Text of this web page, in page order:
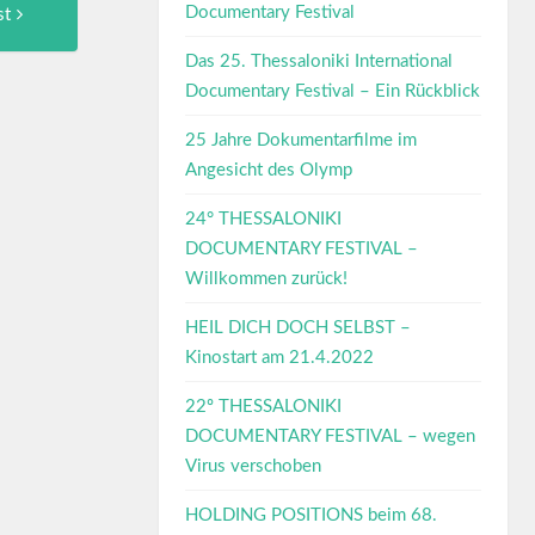
Documentary Festival
Das 25. Thessaloniki International
Documentary Festival – Ein Rückblick
25 Jahre Dokumentarfilme im
Angesicht des Olymp
24° THESSALONIKI
DOCUMENTARY FESTIVAL –
Willkommen zurück!
HEIL DICH DOCH SELBST –
Kinostart am 21.4.2022
22º THESSALONIKI
DOCUMENTARY FESTIVAL – wegen
Virus verschoben
HOLDING POSITIONS beim 68.